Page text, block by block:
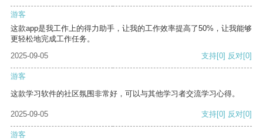
游客
这款app是我工作上的得力助手，让我的工作效率提高了50%，让我能够
更轻松地完成工作任务。
2025-09-05
支持[0] 反对[0]
游客
这款学习软件的社区氛围非常好，可以与其他学习者交流学习心得。
2025-09-05 支持[0] 反对[0]
游客